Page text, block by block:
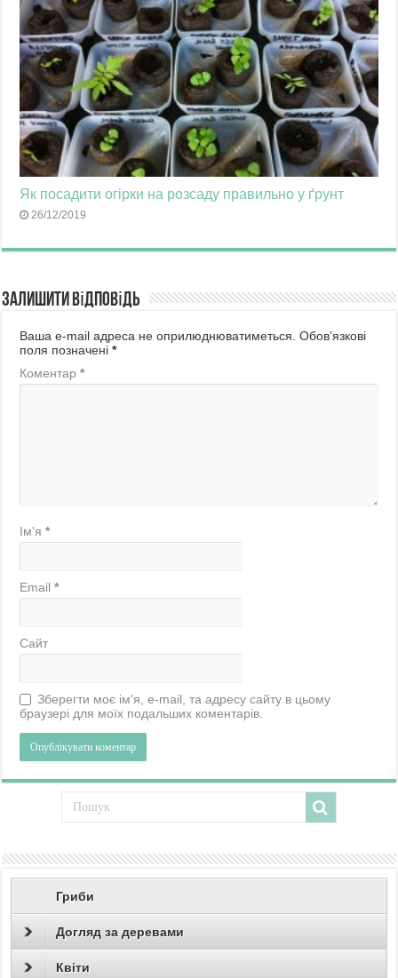
Як посадити огірки на розсаду правильно у ґрунт
26/12/2019
Залишити відповідь
Ваша e-mail адреса не оприлюднюватиметься. Обов’язкові
поля позначені*
Коментар*
Ім'я*
Email*
Сайт
Зберегти моє ім'я, e-mail, та адресу сайту в цьому
браузері для моїх подальших коментарів.
Гриби
Догляд за деревами
Квіти